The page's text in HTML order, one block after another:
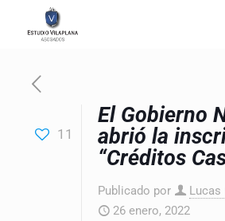
11
El Gobierno
abrió la
“Créditos
Publicado por Lucas
26 enero, 2022
Estudio Vilaplana Abogados